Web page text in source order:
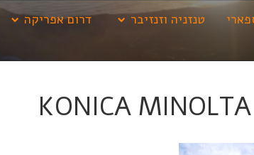
טנזניה וזנזיבר דרום אפריקה
KONICA